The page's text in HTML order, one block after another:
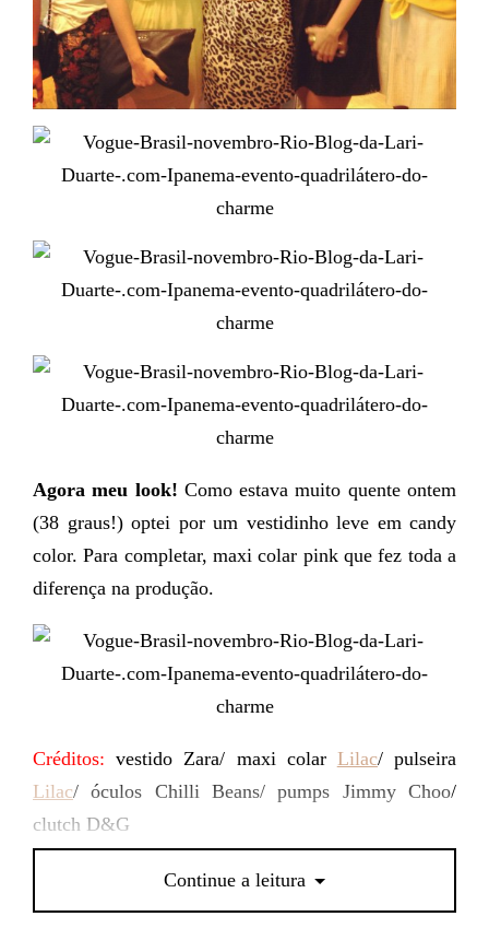
Agora meu look! Como estava muito quente ontem
(38 graus!) optei por um vestidinho leve em candy
color. Para completar, maxi colar pink que fez toda a
diferença na produção.
Créditos: vestido Zara/ maxi colar Lilac/ pulseira
Lilac/ óculos Chilli Beans/ pumps Jimmy Choo/
clutch D&G
me contem, o que acharam do look?
Continue a leitura